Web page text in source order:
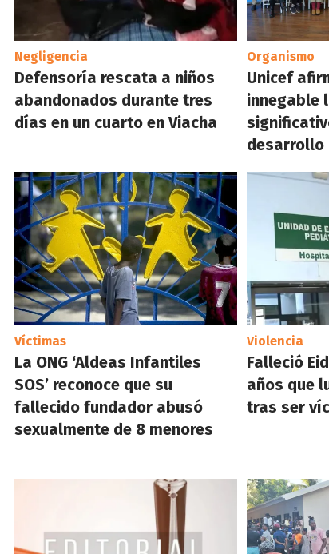
Negligencia
Defensoría rescata a niños
abandonados durante tres
días en un cuarto en Viacha
Organismo
Unicef
innegable
Víctimas
La ONG ‘Aldeas Infantiles
SOS’ reconoce que su
fallecido fundador abusó
sexualmente de 8 menores
Violencia
Falleció
años que
tras ser